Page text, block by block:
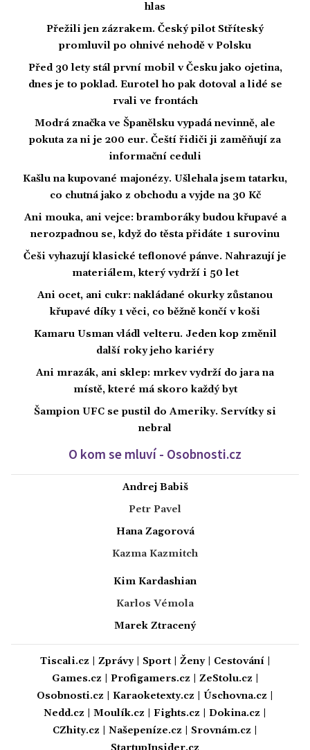
hlas
Přežili jen zázrakem. Český pilot Stříteský
promluvil po ohnivé nehodě v Polsku
Před 30 lety stál první mobil v Česku jako ojetina,
dnes je to poklad. Eurotel ho pak dotoval a lidé se
rvali ve frontách
Modrá značka ve Španělsku vypadá nevinně, ale
pokuta za ni je 200 eur. Čeští řidiči ji zaměňují za
informační ceduli
Kašlu na kupované majonézy. Ušlehala jsem tatarku,
co chutná jako z obchodu a vyjde na 30 Kč
Ani mouka, ani vejce: bramboráky budou křupavé a
nerozpadnou se, když do těsta přidáte 1 surovinu
Češi vyhazují klasické teflonové pánve. Nahrazují je
materiálem, který vydrží i 50 let
Ani ocet, ani cukr: nakládané okurky zůstanou
křupavé díky 1 věci, co běžně končí v koši
Kamaru Usman vládl velteru. Jeden kop změnil
další roky jeho kariéry
Ani mrazák, ani sklep: mrkev vydrží do jara na
místě, které má skoro každý byt
Šampion UFC se pustil do Ameriky. Servítky si
nebral
O kom se mluví - Osobnosti.cz
Andrej Babiš
Petr Pavel
Hana Zagorová
Kazma Kazmitch
Kim Kardashian
Karlos Vémola
Marek Ztracený
Tiscali.cz Zprávy| Sport| Ženy| Cestování|
Games.cz
Profigamers.cz ZeStolu.cz
Osobnosti.cz
Karaoketexty.cz Úschovna.cz
Nedd.cz
Moulík.cz Fights.cz Dokina.cz
CZhity.cz
Našepeníze.cz Srovnám.cz